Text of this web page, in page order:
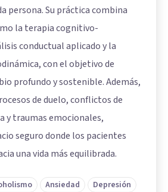
persona. Su práctica combina
la terapia cognitivo-
conductual aplicado y la
con el objetivo de
profundo y sostenible. Además,
de duelo, conflictos de
y traumas emocionales,
seguro donde los pacientes
una vida más equilibrada.
Ansiedad
Depresión